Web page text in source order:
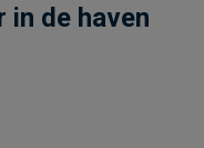
in de haven